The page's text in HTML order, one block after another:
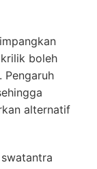
boleh
Pengaruh
alternatif